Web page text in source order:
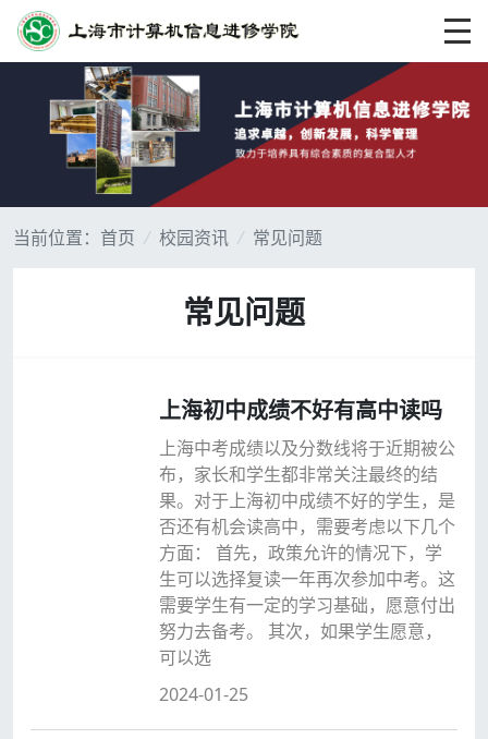
当前位置： 首页 / 校园资讯 / 常见问题
常见问题
上海初中成绩不好有高中读吗
上海中考成绩以及分数线将于近期被公
布，家长和学生都非常关注最终的结
果。对于上海初中成绩不好的学生，是
否还有机会读高中，需要考虑以下几个
方面： 首先，政策允许的情况下，学
生可以选择复读一年再次参加中考。这
需要学生有一定的学习基础，愿意付出
努力去备考。 其次，如果学生愿意，
可以选
2024-01-25